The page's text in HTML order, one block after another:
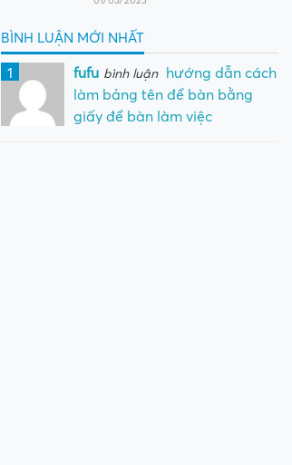
BÌNH LUẬN MỚI NHẤT
1 fufu bình luận
hướng dẫn cách
làm bảng tên để bàn bằng
giấy để bàn làm việc